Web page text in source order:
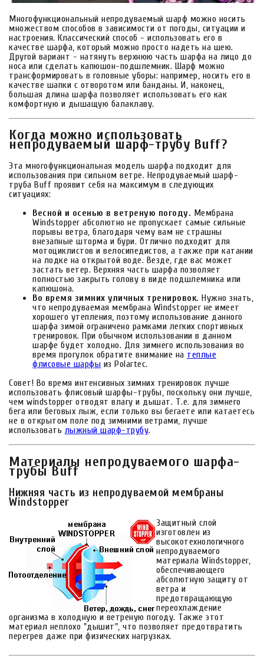
Многофункциональный непродуваемый шарф можно носить
множеством способов в зависимости от погоды, ситуации и
настроения. Классический способ - использовать его в
качестве шарфа, который можно просто надеть на шею.
Другой вариант - натянуть верхнюю часть шарфа на лицо до
носа или сделать капюшон-подшлемник. Шарф можно
трансформировать в головные уборы: например, носить его в
качестве шапки с отворотом или банданы. И, наконец,
большая длина шарфа позволяет использовать его как
комфортную и дышащую балаклаву.
Когда можно использовать
непродуваемый шарф-трубу Buff?
Эта многофункциональная модель шарфа подходит для
использования при сильном ветре. Непродуваемый шарф-
труба Buff проявит себя на максимум в следующих
ситуациях:
Весной и осенью в ветреную погоду. Мембрана
Windstopper абсолютно не пропускает самые сильные
порывы ветра, благодаря чему вам не страшны
внезапные шторма и бури. Отлично подходит для
мотоциклистов и велосипедистов, а также при катании
на лодке на открытой воде. Везде, где вас может
застать ветер. Верхняя часть шарфа позволяет
полностью закрыть голову в виде подшлемника или
капюшона.
Во время зимних уличных тренировок. Нужно знать,
что непродуваемая мембрана Windstopper не имеет
хорошего утепления, поэтому использование данного
шарфа зимой ограничено рамками легких спортивных
тренировок. При обычном использовании в данном
шарфе будет холодно. Для зимнего использования во
время прогулок обратите внимание на теплые
флисовые шарфы из Polartec.
Совет! Во время интенсивных зимних тренировок лучше
использовать флисовый шарфы-трубы, поскольку они лучше,
чем windstopper отводят влагу и дышат. Т.е. для зимнего
бега или беговых лыж, если только вы бегаете или катаетесь
не в открытом поле под зимними ветрами, лучше
использовать лыжный шарф-трубу.
Материалы непродуваемого шарфа-
трубы Buff
Нижняя часть из непродуваемой мембраны
Windstopper
Защитный слой
изготовлен из
высокотехнологичного
непродуваемого
материала Windstopper,
обеспечивающего
абсолютную защиту от
ветра и
предотвращающую
переохлаждение
организма в холодную и ветреную погоду. Также этот
материал неплохо "дышит", что позволяет предотвратить
перегрев даже при физических нагрузках.